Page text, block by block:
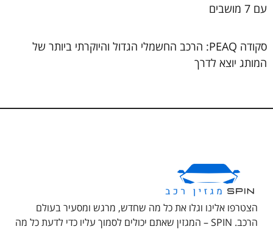
עם 7 מושבים
סקודה PEAQ: הרכב החשמלי הגדול והיוקרתי ביותר של
המותג יוצא לדרך
הצטרפו אלינו וגלו את כל מה שחדש, מרגש ומסעיר בעולם
הרכב. SPIN – המגזין שאתם יכולים לסמוך עליו כדי לדעת כל מה